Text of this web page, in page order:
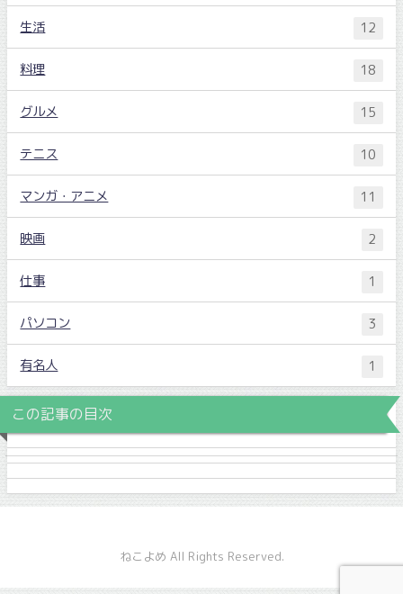
生活 12
料理 18
グルメ 15
テニス 10
マンガ・アニメ 11
映画 2
仕事 1
パソコン 3
有名人 1
この記事の目次
ねこよめ All Rights Reserved.